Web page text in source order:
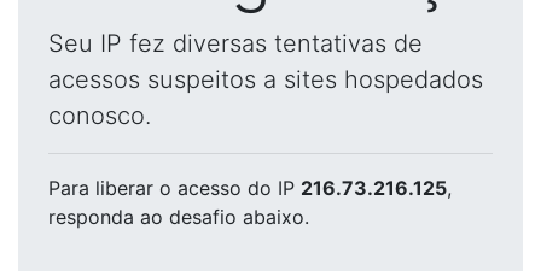
Seu IP fez diversas tentativas de
acessos suspeitos a sites hospedados
conosco.
Para liberar o acesso do IP 216.73.216.125,
responda ao desafio abaixo.